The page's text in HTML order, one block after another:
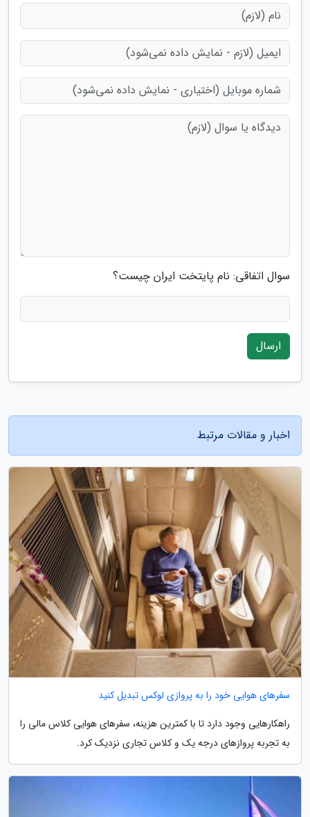
سوال اتفاقی: نام پایتخت ایران چیست؟
ارسال
اخبار و مقالات مرتبط
سفرهای هوایی خود را به پروازی لوکس تبدیل کنید
راهکارهایی وجود دارد تا با کمترین هزینه، سفرهای هوایی کلاس مالی را
به تجربه پروازهای درجه یک و کلاس تجاری نزدیک کرد.